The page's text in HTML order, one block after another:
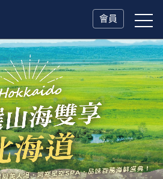
會員